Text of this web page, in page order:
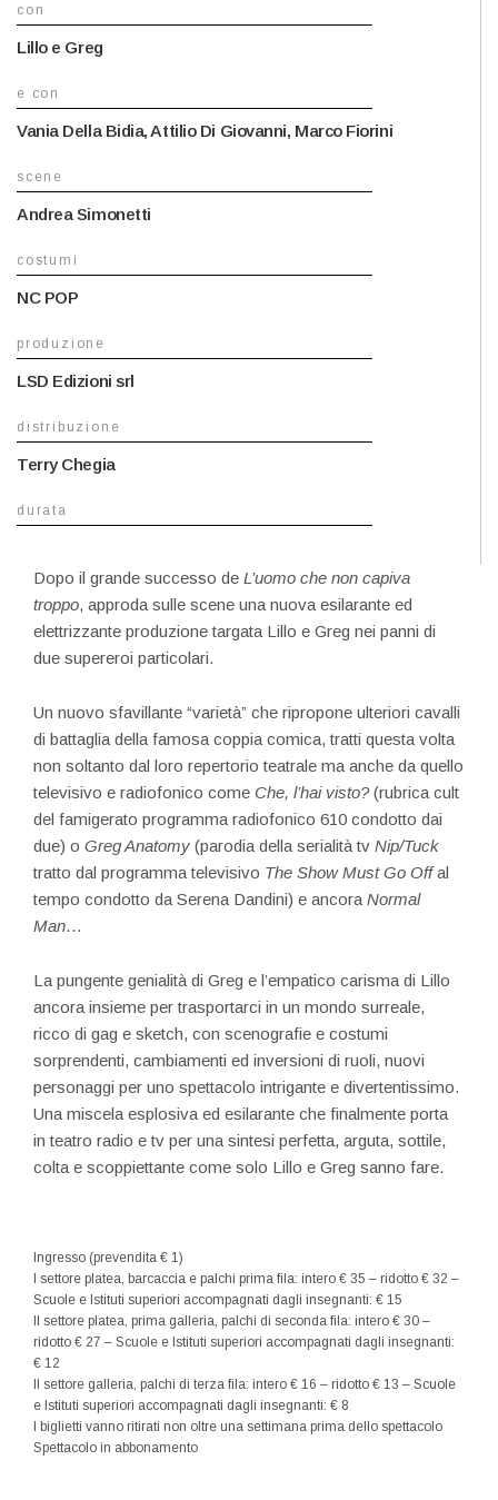
con
Lillo e Greg
e con
Vania Della Bidia, Attilio Di Giovanni, Marco Fiorini
scene
Andrea Simonetti
costumi
NC POP
produzione
LSD Edizioni srl
distribuzione
Terry Chegia
durata
Dopo il grande successo deL’uomo che non capiva
troppo, approda sulle scene una nuova esilarante ed
elettrizzante produzione targata Lillo e Greg nei panni di
due supereroi particolari.
Un nuovo sfavillante “varietà” che ripropone ulteriori cavalli
di battaglia della famosa coppia comica, tratti questa volta
non soltanto dal loro repertorio teatrale ma anche da quello
televisivo e radiofonico come Che, l’hai visto?(rubrica cult
del famigerato programma radiofonico 610 condotto dai
due) oGreg Anatomy (parodia della serialità tvNip/Tuck
tratto dal programma televisivo The Show Must Go Offal
tempo condotto da Serena Dandini) e ancoraNormal
Man…
La pungente genialità di Greg e l’empatico carisma di Lillo
ancora insieme per trasportarci in un mondo surreale,
ricco di gag e sketch, con scenografie e costumi
sorprendenti, cambiamenti ed inversioni di ruoli, nuovi
personaggi per uno spettacolo intrigante e divertentissimo.
Una miscela esplosiva ed esilarante che finalmente porta
in teatro radio e tv per una sintesi perfetta, arguta, sottile,
colta e scoppiettante come solo Lillo e Greg sanno fare.
Ingresso (prevendita € 1)
I settore platea, barcaccia e palchi prima fila: intero € 35 – ridotto € 32 –
Scuole e Istituti superiori accompagnati dagli insegnanti: € 15
II settore platea, prima galleria, palchi di seconda fila: intero € 30 –
ridotto € 27 – Scuole e Istituti superiori accompagnati dagli insegnanti:
€ 12
II settore galleria, palchi di terza fila: intero € 16 – ridotto € 13 – Scuole
e Istituti superiori accompagnati dagli insegnanti: € 8
I biglietti vanno ritirati non oltre una settimana prima dello spettacolo
Spettacolo in abbonamento